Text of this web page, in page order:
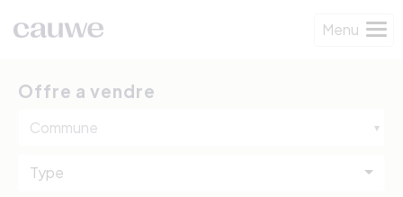
Menu
Offre a vendre
Commune
Type